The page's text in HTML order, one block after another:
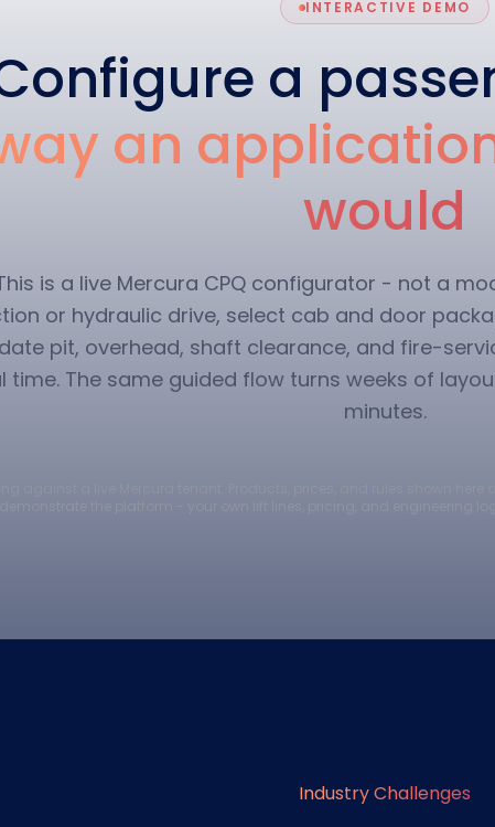
INTERACTIVE DEMO
a
an
would
is a live Mercura CPQ configurator - not a
or hydraulic drive, select cab and door
pit, overhead, shaft clearance, and fire-
time. The same guided flow turns weeks of
minutes.
Industry Challenges